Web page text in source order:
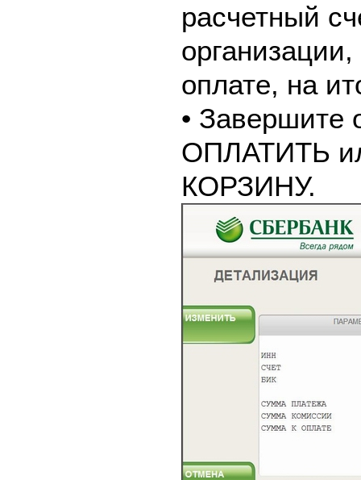
расчетный
оплате, на
• Завершите
ОПЛАТИТЬ
КОРЗИНУ.